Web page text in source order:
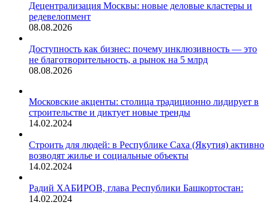
Децентрализация Москвы: новые деловые кластеры и
редевелопмент
08.08.2026
Доступность как бизнес: почему инклюзивность — это
не благотворительность, а рынок на 5 млрд
08.08.2026
Московские акценты: столица традиционно лидирует в
строительстве и диктует новые тренды
14.02.2024
Строить для людей: в Республике Саха (Якутия) активно
возводят жилье и социальные объекты
14.02.2024
Радий ХАБИРОВ, глава Республики Башкортостан:
14.02.2024